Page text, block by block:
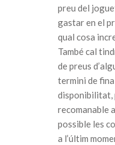
preu del
gastar en el
qual cosa
També cal
de preus
termini de
disponibilitat,
recomanable
possible les
a l’últim